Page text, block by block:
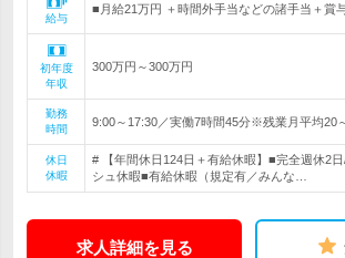
給与
■月給21万円 ＋時間外手当などの諸手当＋賞
初年度
年収
300万円～300万円
勤務
時間
9:00～17:30／実働7時間45分※残業月平均20
休日
休暇
# 【年間休日124日＋有給休暇】■完全週休2
シュ休暇■有給休暇（規定有／みんな…
求人詳細を見る